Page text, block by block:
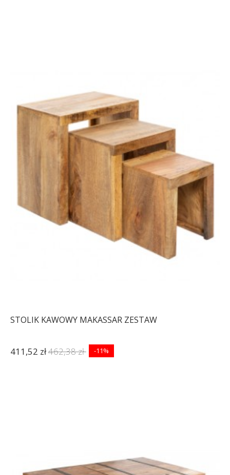
STOLIK KAWOWY GIANT
45X45 CM PALISANDER
494,36 zł
LUSTRO ŚCIENNE
PORTRAIT 70 CM DĄB
384,28 zł431,77 zł
STOLIK KAWOWY MAKASSAR ZESTAW
411,52 zł462,38 zł -11%